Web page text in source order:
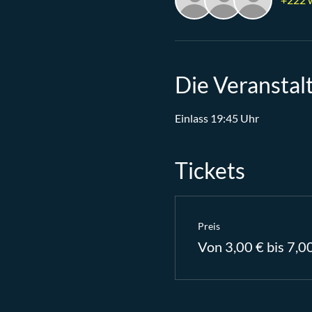
Die
Einlass 19:45 Uhr
Tickets
Preis
Von 3,00 € bis